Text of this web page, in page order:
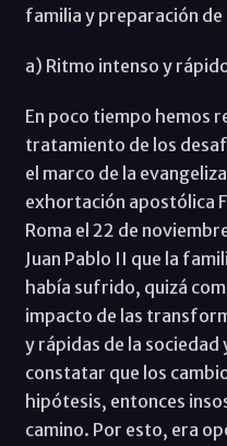
familia y preparación de
a) Ritmo intenso y
En poco tiempo hemos
tratamiento de los
el marco de la
exhortación apostólica
Roma el 22 de
Juan Pablo II que la
había sufrido, quizá
impacto de las
y rápidas de la sociedad
constatar que los
hipótesis, entonces
camino. Por esto, era